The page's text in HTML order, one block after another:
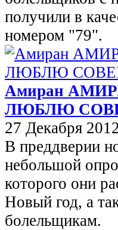
получили в
номером "79".
Амиран
ЛЮБЛЮ
27 Декабря 2012
В преддверии
небольшой
которого они
Новый год, а
болельщикам.